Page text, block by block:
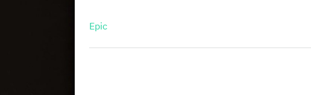
Epic